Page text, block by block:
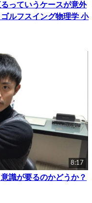
っていうケースが意外
ルフスイング物理学 小
8:17
識が要るのかどうか？